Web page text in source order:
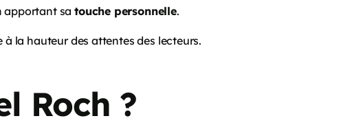
apportant satouche personnelle.
à la hauteur des attentes des lecteurs.
Roch ?